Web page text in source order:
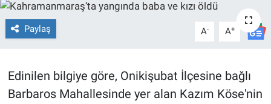
Paylaş A- A+
Edinilen bilgiye göre, Onikişubat İlçesine bağlı
Barbaros Mahallesinde yer alan Kazım Köse'nin
Sağlık
TEKNOLOJİ
İlçeler
Haber Arşivi